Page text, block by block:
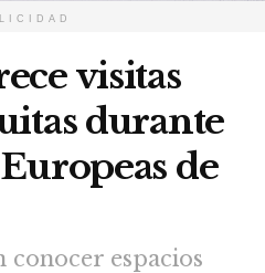
visitas
durante
de
conocer espacios